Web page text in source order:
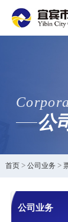
公
首页> 公司业务 >
公司业务